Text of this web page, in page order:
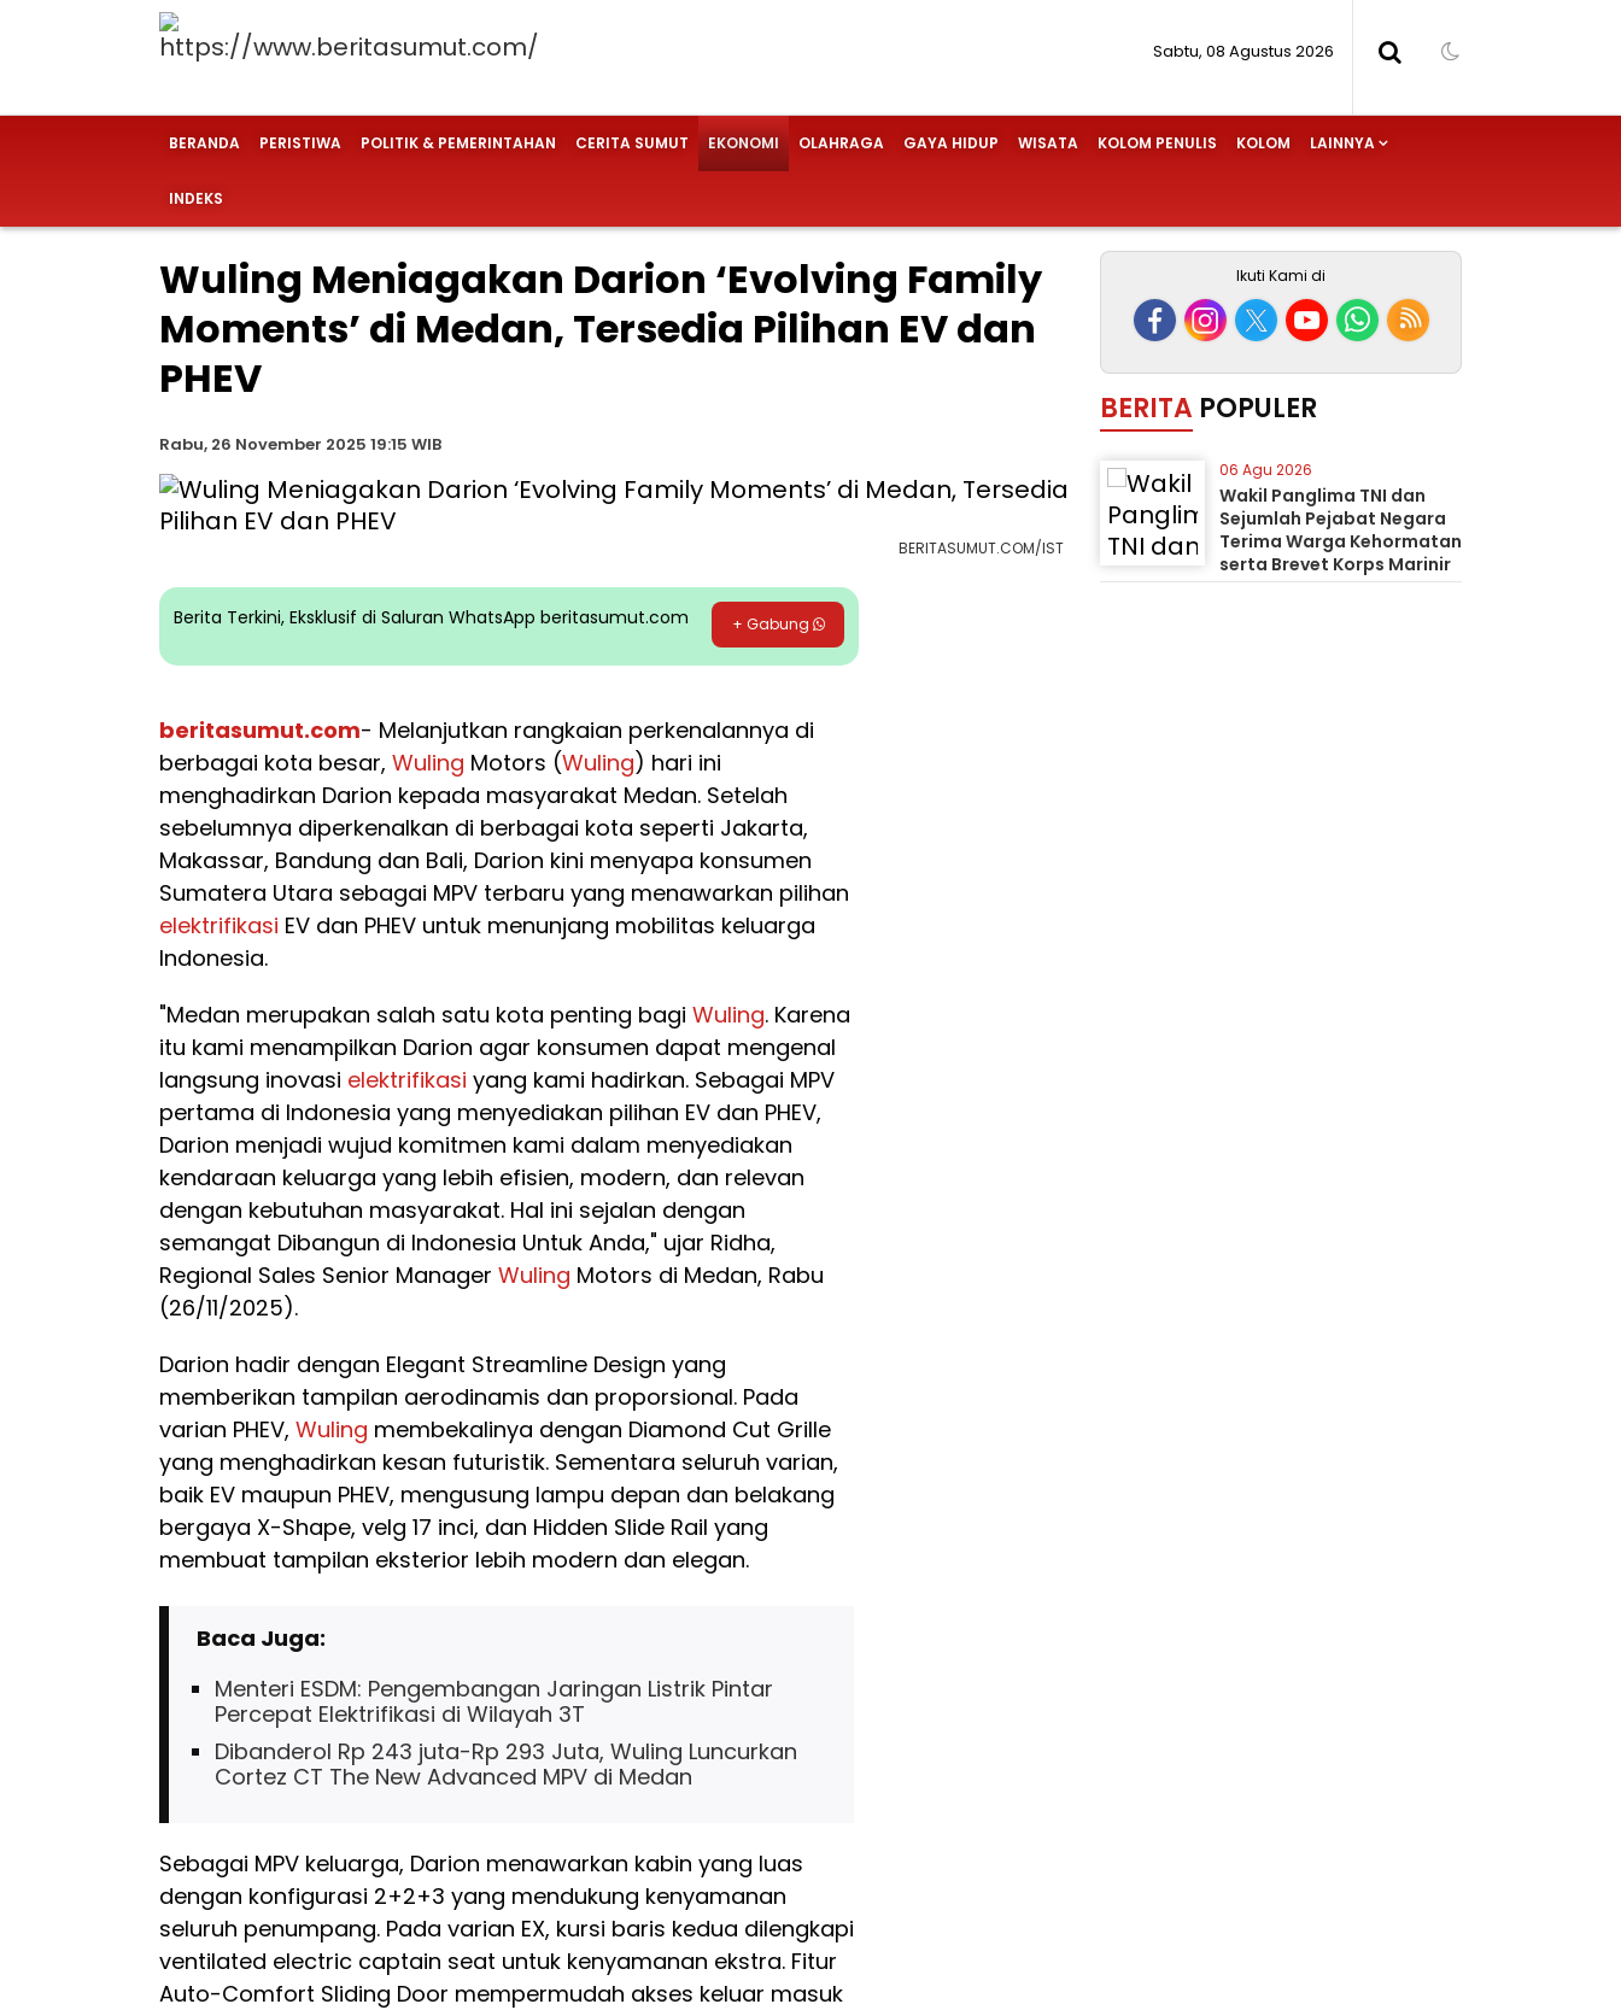
Sabtu, 08 Agustus 2026
BERANDA PERISTIWA POLITIK & PEMERINTAHAN CERITA SUMUT EKONOMI OLAHRAGA GAYA HIDUP WISATA KOLOM PENULIS KOLOM LAINNYA
INDEKS
Wuling Meniagakan Darion ‘Evolving Family
Moments’ di Medan, Tersedia Pilihan EV dan
PHEV
Rabu, 26 November 2025 19:15 WIB
BERITASUMUT.COM/IST
Berita Terkini, Eksklusif di Saluran WhatsApp beritasumut.com + Gabung
beritasumut.com- Melanjutkan rangkaian perkenalannya di
berbagai kota besar, Wuling Motors (Wuling) hari ini
menghadirkan Darion kepada masyarakat Medan. Setelah
sebelumnya diperkenalkan di berbagai kota seperti Jakarta,
Makassar, Bandung dan Bali, Darion kini menyapa konsumen
Sumatera Utara sebagai MPV terbaru yang menawarkan pilihan
elektrifikasi EV dan PHEV untuk menunjang mobilitas keluarga
Indonesia.
"Medan merupakan salah satu kota penting bagi Wuling. Karena
itu kami menampilkan Darion agar konsumen dapat mengenal
langsung inovasi elektrifikasi yang kami hadirkan. Sebagai MPV
pertama di Indonesia yang menyediakan pilihan EV dan PHEV,
Darion menjadi wujud komitmen kami dalam menyediakan
kendaraan keluarga yang lebih efisien, modern, dan relevan
dengan kebutuhan masyarakat. Hal ini sejalan dengan
semangat Dibangun di Indonesia Untuk Anda," ujar Ridha,
Regional Sales Senior Manager Wuling Motors di Medan, Rabu
(26/11/2025).
Darion hadir dengan Elegant Streamline Design yang
memberikan tampilan aerodinamis dan proporsional. Pada
varian PHEV, Wuling membekalinya dengan Diamond Cut Grille
yang menghadirkan kesan futuristik. Sementara seluruh varian,
baik EV maupun PHEV, mengusung lampu depan dan belakang
bergaya X-Shape, velg 17 inci, dan Hidden Slide Rail yang
membuat tampilan eksterior lebih modern dan elegan.
Baca Juga:
Menteri ESDM: Pengembangan Jaringan Listrik Pintar
Percepat Elektrifikasi di Wilayah 3T
Dibanderol Rp 243 juta-Rp 293 Juta, Wuling Luncurkan
Cortez CT The New Advanced MPV di Medan
Sebagai MPV keluarga, Darion menawarkan kabin yang luas
dengan konfigurasi 2+2+3 yang mendukung kenyamanan
seluruh penumpang. Pada varian EX, kursi baris kedua dilengkapi
ventilated electric captain seat untuk kenyamanan ekstra. Fitur
Auto-Comfort Sliding Door mempermudah akses keluar masuk
Ikuti Kami di
BERITA POPULER
06 Agu 2026
Wakil Panglima TNI dan
Sejumlah Pejabat Negara
Terima Warga Kehormatan
serta Brevet Korps Marinir